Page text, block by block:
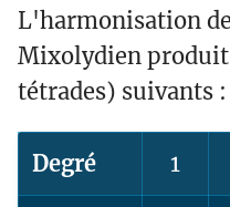
L'harmonisation
Mixolydien produit
tétrades) suivants :
Degré 1